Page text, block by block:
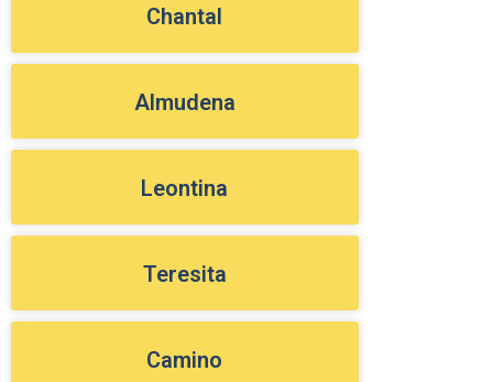
Chantal
Almudena
Leontina
Teresita
Camino